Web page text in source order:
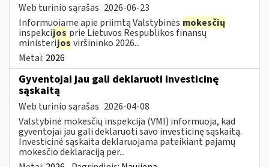
Web turinio sąrašas 2026-06-23
Informuojame apie priimtą Valstybinės mokesčių
inspekcijos prie Lietuvos Respublikos finansų
ministerijos viršininko 2026...
Metai: 2026
Gyventojai jau gali deklaruoti investicinę
sąskaitą
Web turinio sąrašas 2026-04-08
Valstybinė mokesčių inspekcija (VMI) informuoja, kad
gyventojai jau gali deklaruoti savo investicinę sąskaitą.
Investicinė sąskaita deklaruojama pateikiant pajamų
mokesčio deklaraciją per...